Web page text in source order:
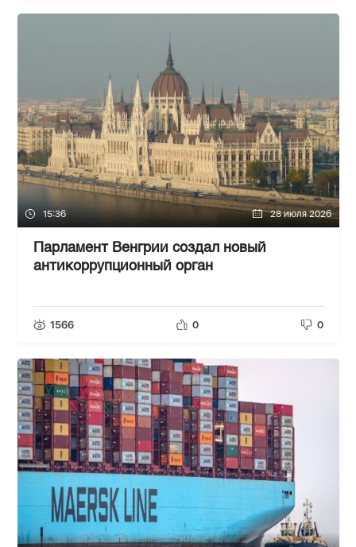
15:36 28 июля 2026
Парламент Венгрии создал новый
антикоррупционный орган
1566 0 0